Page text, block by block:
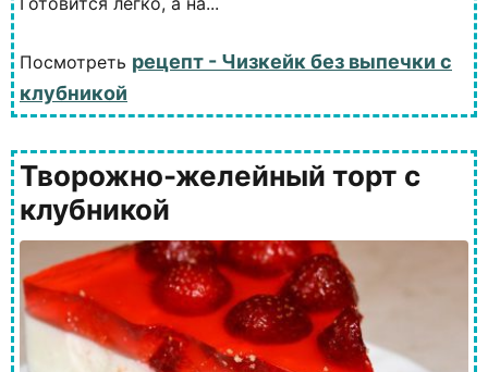
Посмотреть рецепт - Чизкейк без выпечки с
клубникой
Творожно-желейный торт с
клубникой